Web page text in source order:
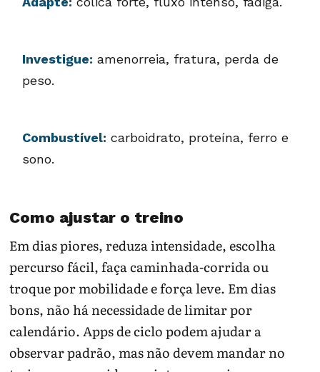
Investigue: amenorreia, fratura, perda de
peso.
Combustível: carboidrato, proteína, ferro e
sono.
Como ajustar o treino
Em dias piores, reduza intensidade, escolha
percurso fácil, faça caminhada-corrida ou
troque por mobilidade e força leve. Em dias
bons, não há necessidade de limitar por
calendário. Apps de ciclo podem ajudar a
observar padrão, mas não devem mandar no